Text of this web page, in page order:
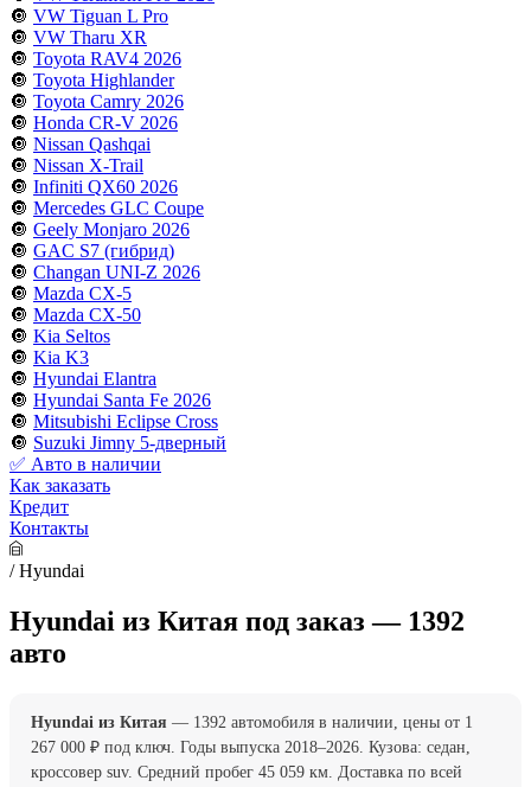
🔘 VW Tiguan L Pro
🔘 VW Tharu XR
🔘 Toyota RAV4 2026
🔘 Toyota Highlander
🔘 Toyota Camry 2026
🔘 Honda CR-V 2026
🔘 Nissan Qashqai
🔘 Nissan X-Trail
🔘 Infiniti QX60 2026
🔘 Mercedes GLC Coupe
🔘 Geely Monjaro 2026
🔘 GAC S7 (гибрид)
🔘 Changan UNI-Z 2026
🔘 Mazda CX-5
🔘 Mazda CX-50
🔘 Kia Seltos
🔘 Kia K3
🔘 Hyundai Elantra
🔘 Hyundai Santa Fe 2026
🔘 Mitsubishi Eclipse Cross
🔘 Suzuki Jimny 5-дверный
✅ Авто в наличии
Как заказать
Кредит
Контакты
/Hyundai
Hyundai из Китая под заказ — 1392
авто
Hyundai из Китая — 1392 автомобиля в наличии, цены от 1
267 000 ₽ под ключ. Годы выпуска 2018–2026. Кузова: седан,
кроссовер suv. Средний пробег 45 059 км. Доставка по всей